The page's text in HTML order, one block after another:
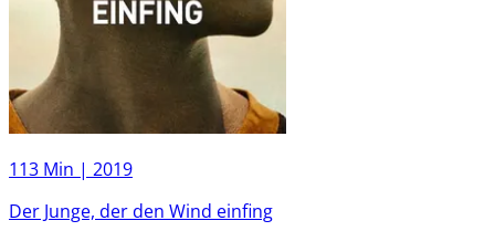
113 Min | 2019
Der Junge, der den Wind einfing